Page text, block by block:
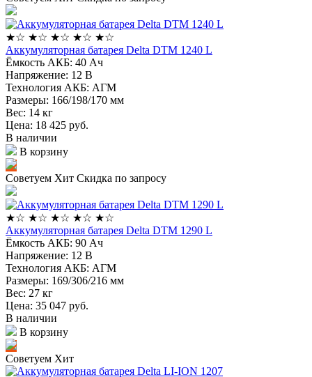
★☆ ★☆ ★☆ ★☆ ★☆
Аккумуляторная батарея Delta DTM 1240 L
Ёмкость АКБ: 40 Ач
Напряжение: 12 В
Технология АКБ: AГM
Размеры: 166/198/170 мм
Вес: 14 кг
Цена: 18 425 руб.
В наличии
В корзину
Советуем Хит Скидка по запросу
★☆ ★☆ ★☆ ★☆ ★☆
Аккумуляторная батарея Delta DTM 1290 L
Ёмкость АКБ: 90 Ач
Напряжение: 12 В
Технология АКБ: AГM
Размеры: 169/306/216 мм
Вес: 27 кг
Цена: 35 047 руб.
В наличии
В корзину
Советуем Хит